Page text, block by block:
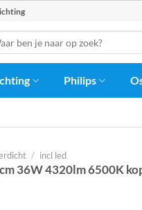
Philips
/ incl led
36W 4320lm 6500K